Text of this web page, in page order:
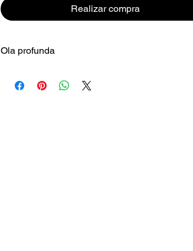
Realizar compra
Ola profunda
abismo. Los tonos azules se mueven en espiral